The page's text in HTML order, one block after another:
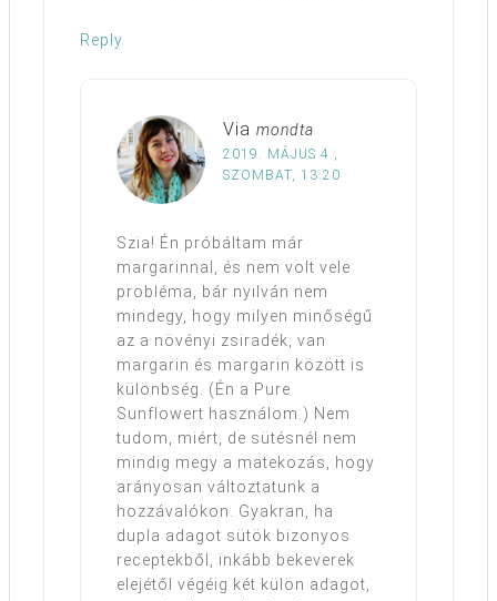
Reply
Via mondta
2019. MÁJUS 4.,
SZOMBAT, 13:20
Szia! Én próbáltam már
margarinnal, és nem volt vele
probléma, bár nyilván nem
mindegy, hogy milyen minőségű
az a növényi zsiradék, van
margarin és margarin között is
különbség. (Én a Pure
Sunflowert használom.) Nem
tudom, miért, de sütésnél nem
mindig megy a matekozás, hogy
arányosan változtatunk a
hozzávalókon. Gyakran, ha
dupla adagot sütök bizonyos
receptekből, inkább bekeverek
elejétől végéig két külön adagot,